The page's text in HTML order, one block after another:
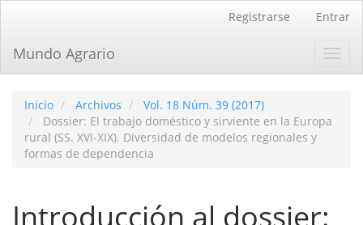
principal
Barra
Registrarse Entrar
Mundo Agrario
Inicio Archivos
Vol. 18 Núm. 39 (2017)
Dossier: El trabajo doméstico y sirviente en la Europa
rural (SS. XVI-XIX). Diversidad de modelos regionales y
formas de dependencia
Introducción al dossier: